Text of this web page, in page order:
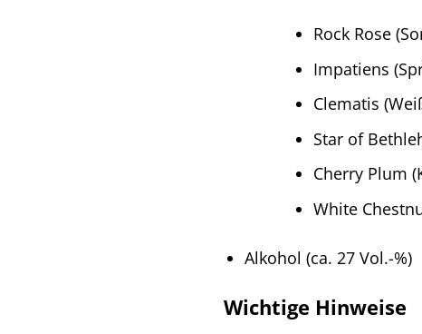
Rock Rose
Impatiens
Clematis
Star of
Cherry Plum
White
Alkohol (ca. 27 Vol.-%)
Wichtige Hinweise